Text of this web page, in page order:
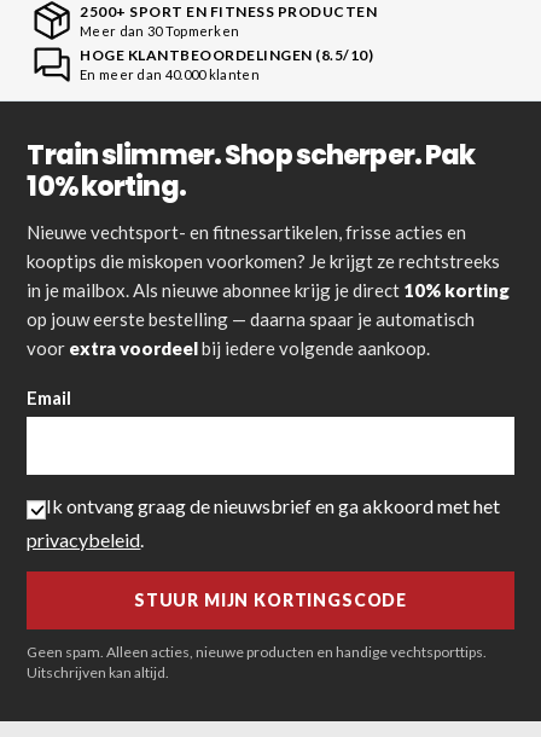
2500+ SPORT EN FITNESS PRODUCTEN
Meer dan 30 Topmerken
HOGE KLANTBEOORDELINGEN (8.5/10)
En meer dan 40.000 klanten
Train slimmer. Shop scherper. Pak
10% korting.
Nieuwe vechtsport- en fitnessartikelen, frisse acties en
kooptips die miskopen voorkomen? Je krijgt ze rechtstreeks
in je mailbox. Als nieuwe abonnee krijg je direct 10% korting
op jouw eerste bestelling — daarna spaar je automatisch
voor extra voordeelbij iedere volgende aankoop.
Email
Ik ontvang graag de nieuwsbrief en ga akkoord met het
privacybeleid
Geen spam. Alleen acties, nieuwe producten en handige vechtsporttips.
Uitschrijven kan altijd.